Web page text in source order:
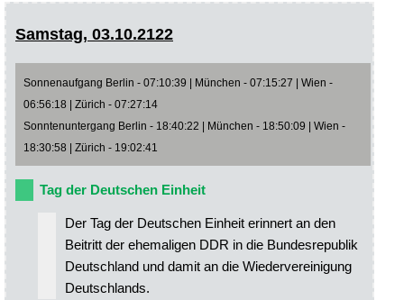
Samstag, 03.10.2122
Sonnenaufgang Berlin - 07:10:39 | München - 07:15:27 | Wien -
06:56:18 | Zürich - 07:27:14
Sonntenuntergang Berlin - 18:40:22 | München - 18:50:09 | Wien -
18:30:58 | Zürich - 19:02:41
Tag der Deutschen Einheit
Der Tag der Deutschen Einheit erinnert an den
Beitritt der ehemaligen DDR in die Bundesrepublik
Deutschland und damit an die Wiedervereinigung
Deutschlands.